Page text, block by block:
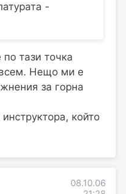
-
тази точка
Нещо ми е
за горна
който
08.10.06